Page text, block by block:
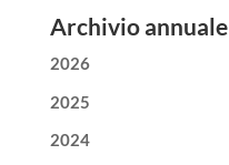
Archivio annuale
2026
2025
2024